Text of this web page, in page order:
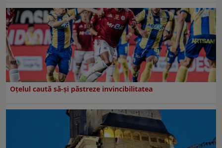
Oțelul caută să-și păstreze invincibilitatea